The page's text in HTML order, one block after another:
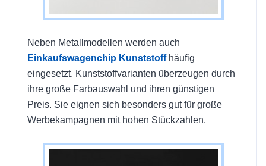
Neben Metallmodellen werden auch
Einkaufswagenchip Kunststoff häufig
eingesetzt. Kunststoffvarianten überzeugen durch
ihre große Farbauswahl und ihren günstigen
Preis. Sie eignen sich besonders gut für große
Werbekampagnen mit hohen Stückzahlen.